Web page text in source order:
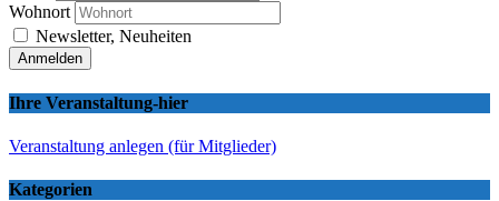
Wohnort
Newsletter, Neuheiten
Ihre Veranstaltung-hier
Veranstaltung anlegen (für Mitglieder)
Kategorien